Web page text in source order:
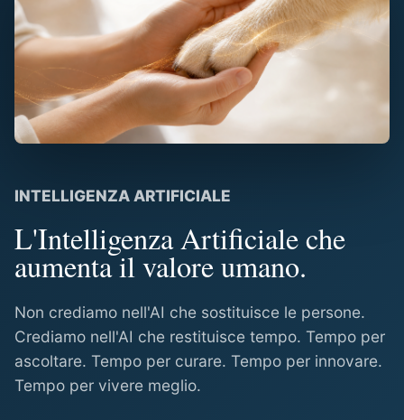
INTELLIGENZA ARTIFICIALE
L'Intelligenza Artificiale che
aumenta il valore umano.
Non crediamo nell'AI che sostituisce le persone.
Crediamo nell'AI che restituisce tempo. Tempo per
ascoltare. Tempo per curare. Tempo per innovare.
Tempo per vivere meglio.